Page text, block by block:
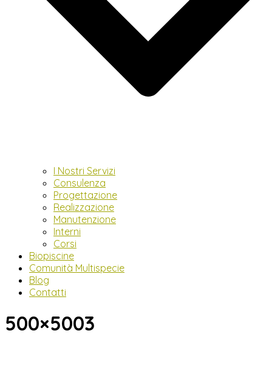
I Nostri Servizi
Consulenza
Progettazione
Realizzazione
Manutenzione
Interni
Corsi
Biopiscine
Comunità Multispecie
Blog
Contatti
500×5003